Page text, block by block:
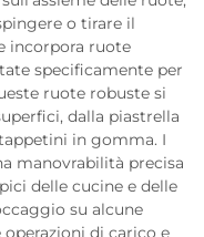
o tirare il
incorpora ruote
specificamente per
ruote robuste si
dalla piastrella
in gomma. I
manovrabilità precisa
delle cucine e delle
su alcune
di carico e